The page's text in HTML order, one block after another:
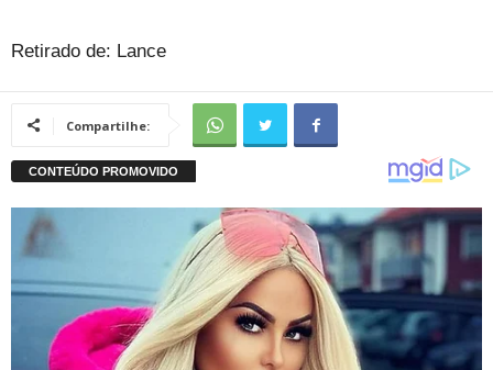
Retirado de: Lance
Compartilhe: